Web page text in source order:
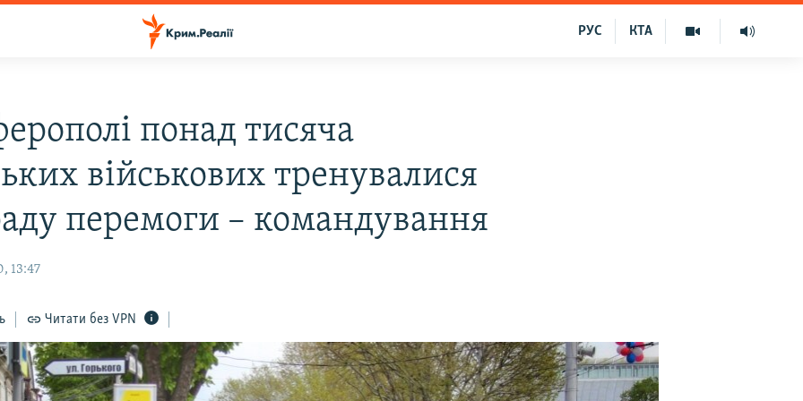
КТА
РУС
понад тисяча
військових тренувалися
перемоги – командування
13:47
Читати без VPN